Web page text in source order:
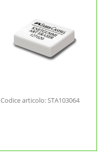
Codice articolo: STA103064